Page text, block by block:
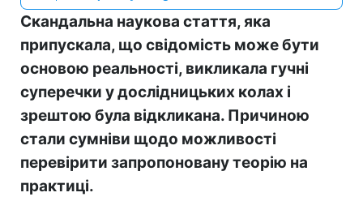
Скандальна наукова стаття, яка
припускала, що свідомість може бути
основою реальності, викликала гучні
суперечки у дослідницьких колах і
зрештою була відкликана. Причиною
стали сумніви щодо можливості
перевірити запропоновану теорію на
практиці.